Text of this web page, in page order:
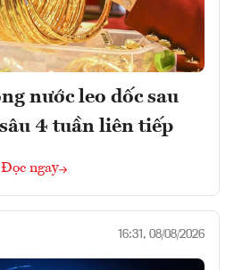
nước leo dốc sau
4 tuần liên tiếp
Đọc ngay
16:31, 08/08/2026